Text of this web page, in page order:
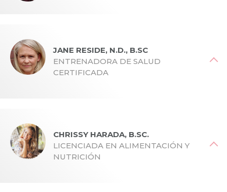
College of Naturopathic Medicine. Procedente de la
Columbia Británica, la Dra. Savage crea productos
hormonales femeninos revolucionarios como Hormone
Harmony.
JANE RESIDE, N.D., B.SC
ENTRENADORA DE SALUD
CERTIFICADA
consulta en la Columbia Británica, la Dra. Reside incorpora
la ciencia médica y las antiguas tradiciones curativas para
ayudar a las mujeres a encontrar soluciones reales para los
desequilibrios hormonales, como Hormone Harmony.
CHRISSY HARADA, B.SC.
LICENCIADA EN ALIMENTACIÓN Y
NUTRICIÓN